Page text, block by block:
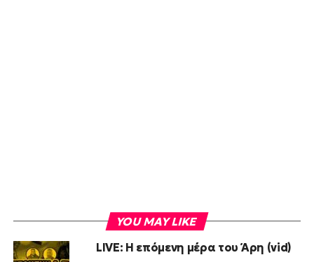
YOU MAY LIKE
LIVE: Η επόμενη μέρα του Άρη (vid)